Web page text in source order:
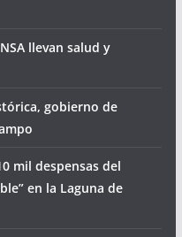
llevan salud y
gobierno de
mil despensas del
en la Laguna de